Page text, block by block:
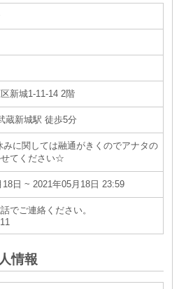
新城1-11-14 2階
蔵新城駅 徒歩5分
みに関しては融通がきくのでアナタの
てください☆
18日 ~ 2021年05月18日 23:59
でご連絡ください。
情報